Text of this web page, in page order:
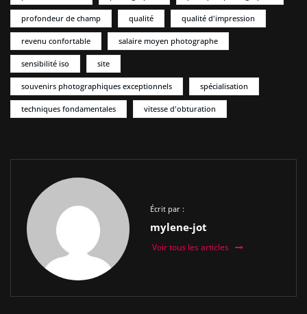
profondeur de champ qualité qualité d'impression
revenu confortable salaire moyen photographe
sensibilité iso site
souvenirs photographiques exceptionnels spécialisation
techniques fondamentales vitesse d'obturation
Écrit par :
mylene-jot
Voir tous les articles